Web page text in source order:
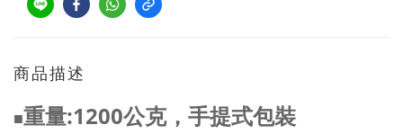
商品描述
■重量:1200公克，手提式包裝